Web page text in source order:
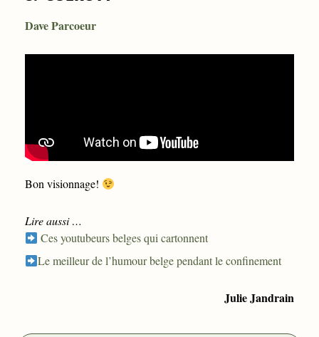
Dave Parcoeur
Bon visionnage!
Lire aussi …
Ces youtubeurs belges qui cartonnent
Le meilleur de l’humour belge pendant le confinement
Julie Jandrain